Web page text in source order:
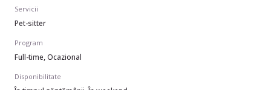
Servicii
Pet-sitter
Program
Full-time, Ocazional
Disponibilitate